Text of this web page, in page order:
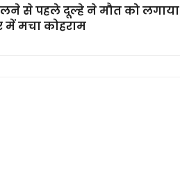
से पहले दूल्हे ने मौत को लगाया
में मचा कोहराम